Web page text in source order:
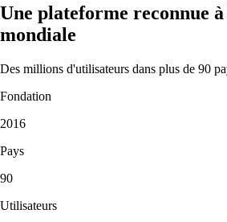
Une plateforme reconnue
mondiale
Des millions d'utilisateurs dans plus de 90
Fondation
2016
Pays
90
Utilisateurs